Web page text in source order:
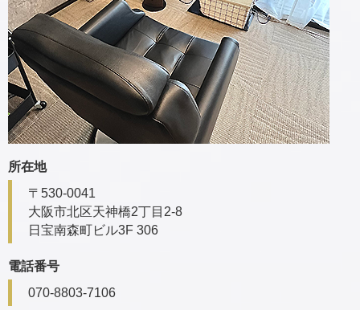
所在地
〒530-0041
大阪市北区天神橋2丁目2-8
日宝南森町ビル3F 306
電話番号
070-8803-7106